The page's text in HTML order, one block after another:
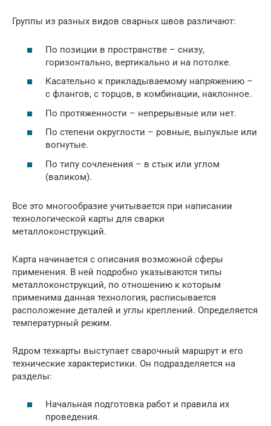
Группы из разных видов сварных швов различают:
По позиции в пространстве – снизу,
горизонтально, вертикально и на потолке.
Касательно к прикладываемому напряжению –
с флангов, с торцов, в комбинации, наклонное.
По протяженности – непрерывные или нет.
По степени округлости – ровные, выпуклые или
вогнутые.
По типу сочленения – в стык или углом
(валиком).
Все это многообразие учитывается при написании
технологической карты для сварки
металлоконструкций.
Карта начинается с описания возможной сферы
применения. В ней подробно указываются типы
металлоконструкций, по отношению к которым
применима данная технология, расписывается
расположение деталей и углы креплений. Определяется
температурный режим.
Ядром техкарты выступает сварочный маршрут и его
технические характеристики. Он подразделяется на
разделы:
Начальная подготовка работ и правила их
проведения.